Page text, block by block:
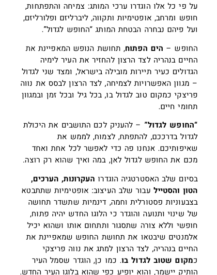
על פי כל אלו הוגדרו ערכי המותג: צמיחה והתפתחות,
חופש ומרחב, אופטימיות ותקווה, ליברליזם ופלורליזם,
ועל פיהם נבחרה הבטחת המותג “החופש לגדול”.
החופש – הים הפתוח, תחושת הנופש המאפיינת את
החיים בנהריה לצד הרצון להחזיר את העיר לימיה
הגדולים כעיר תיירות מובילה בישראל, ומצד שני לגדול
– מגוון האפשרויות לצמיחה, לצד הרצון לבסס את נווה
פריצקי כמקום טוב לגדול בו, בכל גיל ובכל זמן ובמגוון
תחומי חיים.
“החופש לגדול” – להעניק לכם התושבים את היכולת
לגדול בדרככם, להתפתח, לצמוח, לממש את
שאיפותיכם. אנחנו פה כדי לאפשר לכל אחת ואחד
מכם את החופש לגדול לאן, במה ואיך שהוא רק רוצה.
בסיום שלב האסטרטגיה הוגדרו העקרונות, הערכים,
הטון והסטייל עבור שלב העיצוב: אופטימיות שתתבטא
בצבעוניות פסטורלית וחמה, דינמיות שתשדר תחושה
של שינוי ותנועה והוגדר כי הלוגו החדש יהיה פתוח,
חופשי וללא צורה שתסגור ותתחום אותו ושהוא יכיל
אלמנטים שיבטאו את תחושת החופש שמאפיינת את
החיים בנהריה, לצד הרצון למתג את נווה פריצקי
כמקום שטוב לגדול בו. כמו כן, הוגדר שסמל העיר
הותיק יישמר, והוא יופיע כפי שהוא בלוגו העיר החדש.